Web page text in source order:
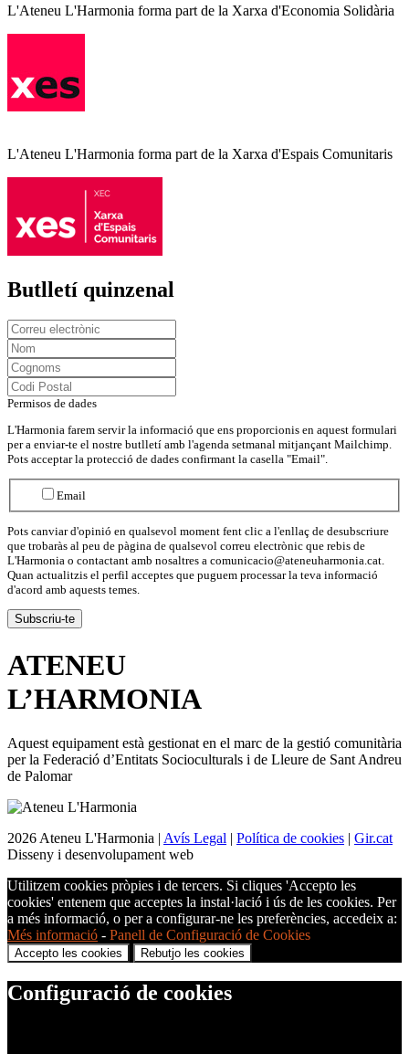
L'Ateneu L'Harmonia forma part de la Xarxa d'Economia Solidària
L'Ateneu L'Harmonia forma part de la Xarxa d'Espais Comunitaris
Butlletí quinzenal
Permisos de dades
L'Harmonia farem servir la informació que ens proporcionis en aquest formulari
per a enviar-te el nostre butlletí amb l'agenda setmanal mitjançant Mailchimp.
Pots acceptar la protecció de dades confirmant la casella "Email".
Email
Pots canviar d'opinió en qualsevol moment fent clic a l'enllaç de desubscriure
que trobaràs al peu de pàgina de qualsevol correu electrònic que rebis de
L'Harmonia o contactant amb nosaltres a comunicacio@ateneuharmonia.cat.
Quan actualitzis el perfil acceptes que puguem processar la teva informació
d'acord amb aquests temes.
ATENEU
L’HARMONIA
Aquest equipament està gestionat en el marc de la gestió comunitària
per la Federació d’Entitats Socioculturals i de Lleure de Sant Andreu
de Palomar
2026 Ateneu L'Harmonia | Avís Legal | Política de cookies | Gir.cat
Disseny i desenvolupament web
Utilitzem cookies pròpies i de tercers. Si cliques 'Accepto les
cookies' entenem que acceptes la instal·lació i ús de les cookies. Per
a més informació, o per a configurar-ne les preferències, accedeix a:
Més informació - Panell de Configuració de Cookies
Accepto les cookies Rebutjo les cookies
Configuració de cookies